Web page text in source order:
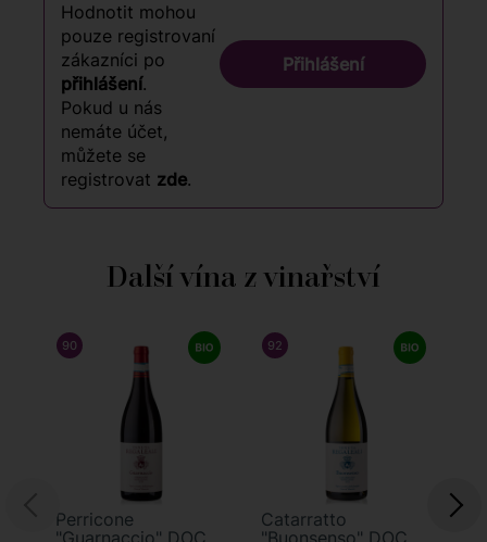
Hodnotit mohou
pouze registrovaní
zákazníci po
přihlášení.
Pokud u nás
nemáte účet,
můžete se
registrovat zde.
Přihlášení
Další vína z vinařství
90 WINE ENTHUSIAST
Perricone
92 JAMES SUCKLING
Catarratto